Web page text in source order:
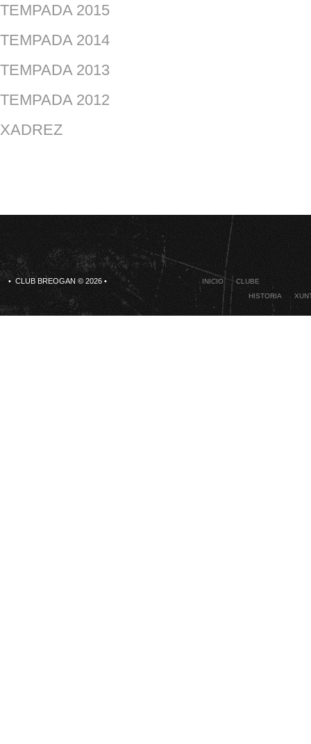
TEMPADA 2015
TEMPADA 2014
TEMPADA 2013
TEMPADA 2012
XADREZ
• CLUB BREOGAN © 2026 • INICIO
CLUBE
HISTORIA